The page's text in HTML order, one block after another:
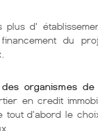
d'
du
organismes
en credit
tout d'abord le